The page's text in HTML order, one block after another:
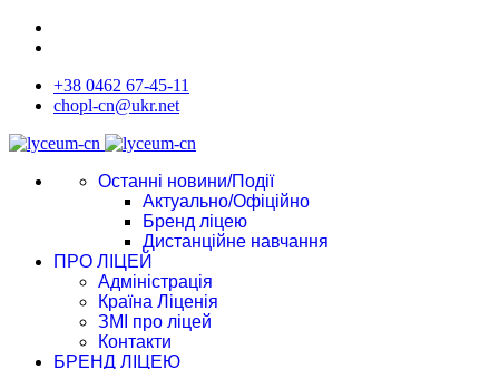
+38 0462 67-45-11
chopl-cn@ukr.net
Останні новини/Події
Актуально/Офіційно
Бренд ліцею
Дистанційне навчання
ПРО ЛІЦЕЙ
Адміністрація
Країна Ліценія
ЗМІ про ліцей
Контакти
БРЕНД ЛІЦЕЮ